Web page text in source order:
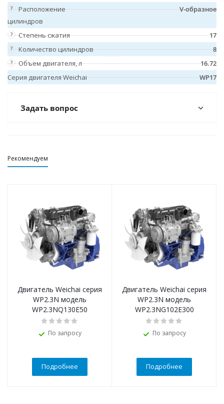
?
Расположение
цилиндров
V-образное
? Степень сжатия 17
? Количество цилиндров 8
? Объем двигателя, л
16.72
Серия двигателя Weichai
WP17
Задать вопрос
Рекомендуем
Двигатель Weichai серия
WP2.3N модель
WP2.3NQ130E50
По запросу
Подробнее
Двигатель Weichai серия
WP2.3N модель
WP2.3NG102E300
По запросу
Подробнее